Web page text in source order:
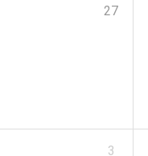
27
3